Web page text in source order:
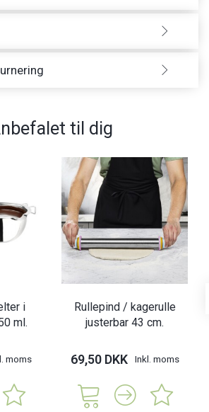
til dig
i
ml.
moms
Rullepind / kagerulle
justerbar 43 cm.
69,50 DKK Inkl. moms